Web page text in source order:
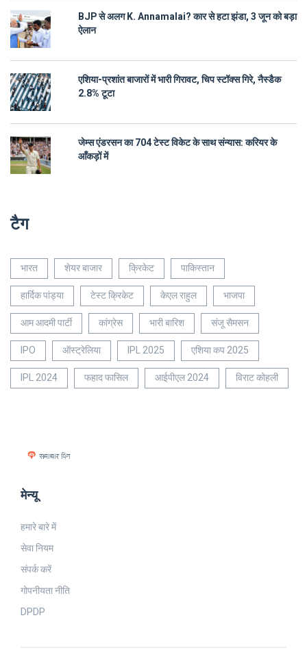
BJP से अलग K. Annamalai? कार से हटा झंडा, 3 जून को बड़ा
ऐलान
एशिया-प्रशांत बाजारों में भारी गिरावट, चिप स्टॉक्स गिरे, नैस्डैक
2.8% टूटा
जेम्स एंडरसन का 704 टेस्ट विकेट के साथ संन्यास: करियर के
आँकड़ों में
टैग
भारत शेयर बाजार क्रिकेट
पाकिस्तान
हार्दिक पांड्या
टेस्ट क्रिकेट केएल राहुल
भाजपा
आम आदमी पार्टी
कांग्रेस भारी बारिश
संजू सैमसन
IPO
ऑस्ट्रेलिया IPL 2025
एशिया कप 2025
IPL 2024
फहाद फासिल आईपीएल 2024 विराट कोहली
मेन्यू
हमारे बारे में
सेवा नियम
संपर्क करें
गोपनीयता नीति
DPDP